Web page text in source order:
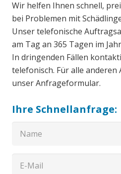
Wir helfen Ihnen schnell,
bei Problemen mit
Unser telefonische Auftragsannahme ist 24 Stunden
am Tag an 365 Tagen im Jahr zu für Sie
In dringenden Fällen
telefonisch. Für alle anderen
unser Anfrageformular.
Ihre Schnellanfrage: